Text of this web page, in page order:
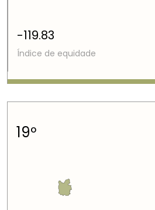
-119.83
Índice de equidade
19º